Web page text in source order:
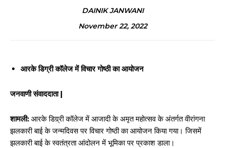
DAINIK JANWANI
November 22, 2022
आरके डिग्री कॉलेज में विचार गोष्ठी का आयोजन
जनवाणी संवाददाता |
शामली: आरके डिग्र्री कॉलेज में आजादी के अमृत महोत्सव के अंतर्गत वीरांगना
झलकारी बाई के जन्मदिवस पर विचार गोष्ठी का आयोजन किया गया। जिसमें
झलकारी बाई के स्वतंत्रता आंदोलन में भूमिका पर प्रकाश डाला।